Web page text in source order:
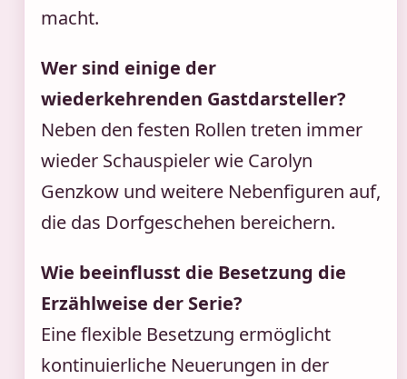
macht.
Wer sind einige der
wiederkehrenden Gastdarsteller?
Neben den festen Rollen treten immer
wieder Schauspieler wie Carolyn
Genzkow und weitere Nebenfiguren auf,
die das Dorfgeschehen bereichern.
Wie beeinflusst die Besetzung die
Erzählweise der Serie?
Eine flexible Besetzung ermöglicht
kontinuierliche Neuerungen in der